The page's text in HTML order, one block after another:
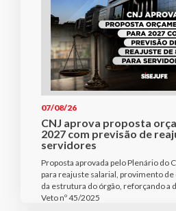
07/08/26
CNJ aprova proposta
2027 com previsão de
servidores
Proposta aprovada pelo Plenário do
para reajuste salarial, provimento
da estrutura do órgão, reforçando a
Veto nº 45/2025